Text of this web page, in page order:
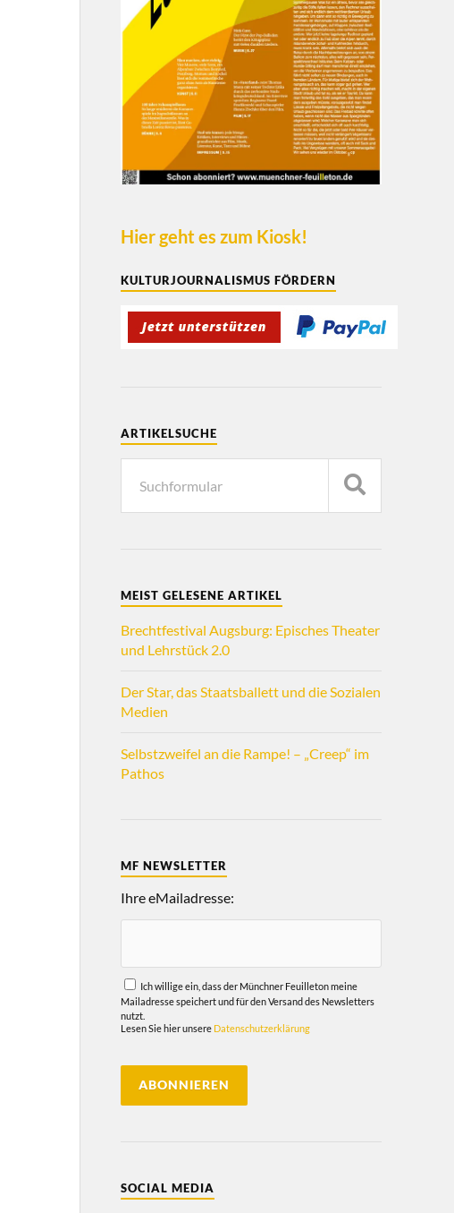
Hier geht es zum Kiosk!
KULTURJOURNALISMUS FÖRDERN
ARTIKELSUCHE
MEIST GELESENE ARTIKEL
Brechtfestival Augsburg: Episches Theater
und Lehrstück 2.0
Der Star, das Staatsballett und die Sozialen
Medien
Selbstzweifel an die Rampe! – „Creep“ im
Pathos
MF NEWSLETTER
Ihre eMailadresse:
Ich willige ein, dass der Münchner Feuilleton meine
Mailadresse speichert und für den Versand des Newsletters
nutzt.
Lesen Sie hier unsere Datenschutzerklärung
SOCIAL MEDIA